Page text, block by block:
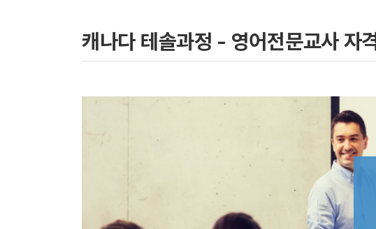
캐나다 테솔과정 - 영어전문교사 자